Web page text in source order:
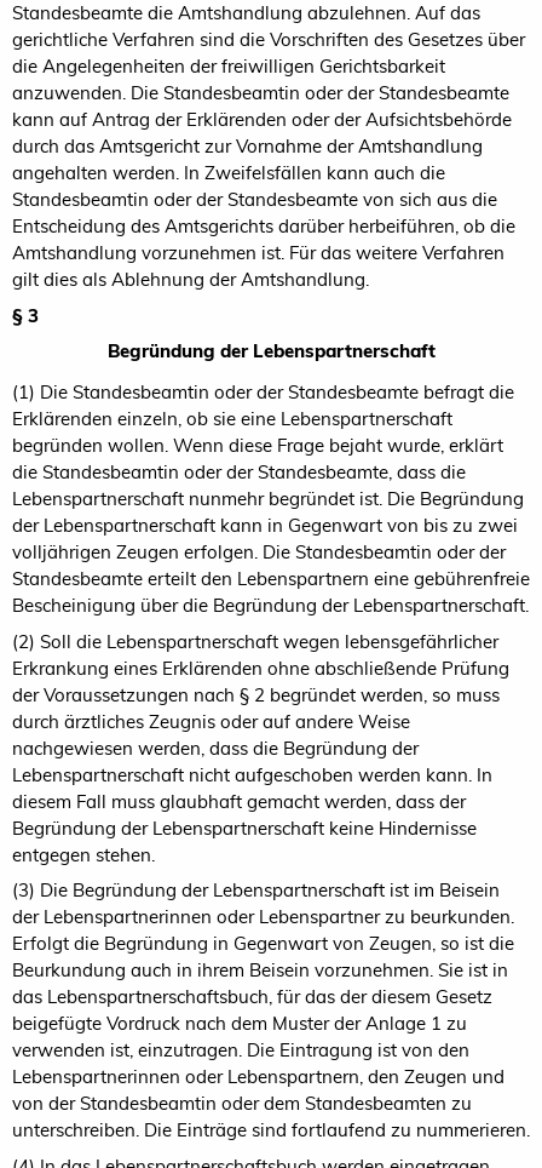
Standesbeamte die Amtshandlung abzulehnen. Auf das
gerichtliche Verfahren sind die Vorschriften des Gesetzes über
die Angelegenheiten der freiwilligen Gerichtsbarkeit
anzuwenden. Die Standesbeamtin oder der Standesbeamte
kann auf Antrag der Erklärenden oder der Aufsichtsbehörde
durch das Amtsgericht zur Vornahme der Amtshandlung
angehalten werden. In Zweifelsfällen kann auch die
Standesbeamtin oder der Standesbeamte von sich aus die
Entscheidung des Amtsgerichts darüber herbeiführen, ob die
Amtshandlung vorzunehmen ist. Für das weitere Verfahren
gilt dies als Ablehnung der Amtshandlung.
§ 3
Begründung der Lebenspartnerschaft
(1) Die Standesbeamtin oder der Standesbeamte befragt die
Erklärenden einzeln, ob sie eine Lebenspartnerschaft
begründen wollen. Wenn diese Frage bejaht wurde, erklärt
die Standesbeamtin oder der Standesbeamte, dass die
Lebenspartnerschaft nunmehr begründet ist. Die Begründung
der Lebenspartnerschaft kann in Gegenwart von bis zu zwei
volljährigen Zeugen erfolgen. Die Standesbeamtin oder der
Standesbeamte erteilt den Lebenspartnern eine gebührenfreie
Bescheinigung über die Begründung der Lebenspartnerschaft.
(2) Soll die Lebenspartnerschaft wegen lebensgefährlicher
Erkrankung eines Erklärenden ohne abschließende Prüfung
der Voraussetzungen nach § 2 begründet werden, so muss
durch ärztliches Zeugnis oder auf andere Weise
nachgewiesen werden, dass die Begründung der
Lebenspartnerschaft nicht aufgeschoben werden kann. In
diesem Fall muss glaubhaft gemacht werden, dass der
Begründung der Lebenspartnerschaft keine Hindernisse
entgegen stehen.
(3) Die Begründung der Lebenspartnerschaft ist im Beisein
der Lebenspartnerinnen oder Lebenspartner zu beurkunden.
Erfolgt die Begründung in Gegenwart von Zeugen, so ist die
Beurkundung auch in ihrem Beisein vorzunehmen. Sie ist in
das Lebenspartnerschaftsbuch, für das der diesem Gesetz
beigefügte Vordruck nach dem Muster der Anlage 1 zu
verwenden ist, einzutragen. Die Eintragung ist von den
Lebenspartnerinnen oder Lebenspartnern, den Zeugen und
von der Standesbeamtin oder dem Standesbeamten zu
unterschreiben. Die Einträge sind fortlaufend zu nummerieren.